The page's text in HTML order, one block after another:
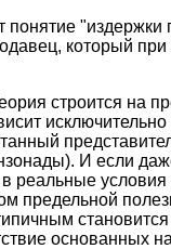
понятие "издержки
который
строится на
И если
условия
предельной
основанных